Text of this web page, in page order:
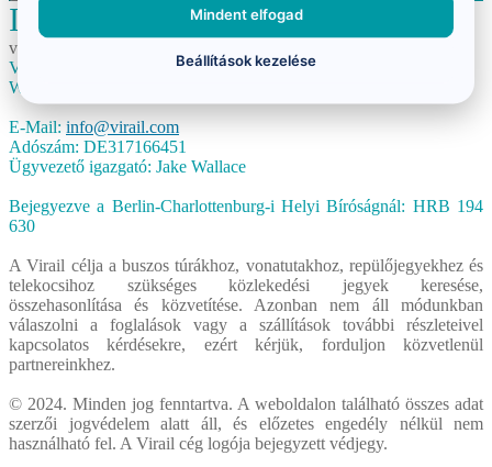
Imprint
virail.hu a németországi székhelyű cég által üzemeltetett:
Virail GmbH
Winsstraße 15, 10405 Berlin, Németország
E-Mail: info@virail.com
Adószám: DE317166451
Ügyvezető igazgató: Jake Wallace
Bejegyezve a Berlin-Charlottenburg-i Helyi Bíróságnál: HRB 194
630
A Virail célja a buszos túrákhoz, vonatutakhoz, repülőjegyekhez és
telekocsihoz szükséges közlekedési jegyek keresése,
összehasonlítása és közvetítése. Azonban nem áll módunkban
válaszolni a foglalások vagy a szállítások további részleteivel
kapcsolatos kérdésekre, ezért kérjük, forduljon közvetlenül
partnereinkhez.
© 2024. Minden jog fenntartva. A weboldalon található összes adat
szerzői jogvédelem alatt áll, és előzetes engedély nélkül nem
használható fel. A Virail cég logója bejegyzett védjegy.
Mindent elfogad
Beállítások kezelése